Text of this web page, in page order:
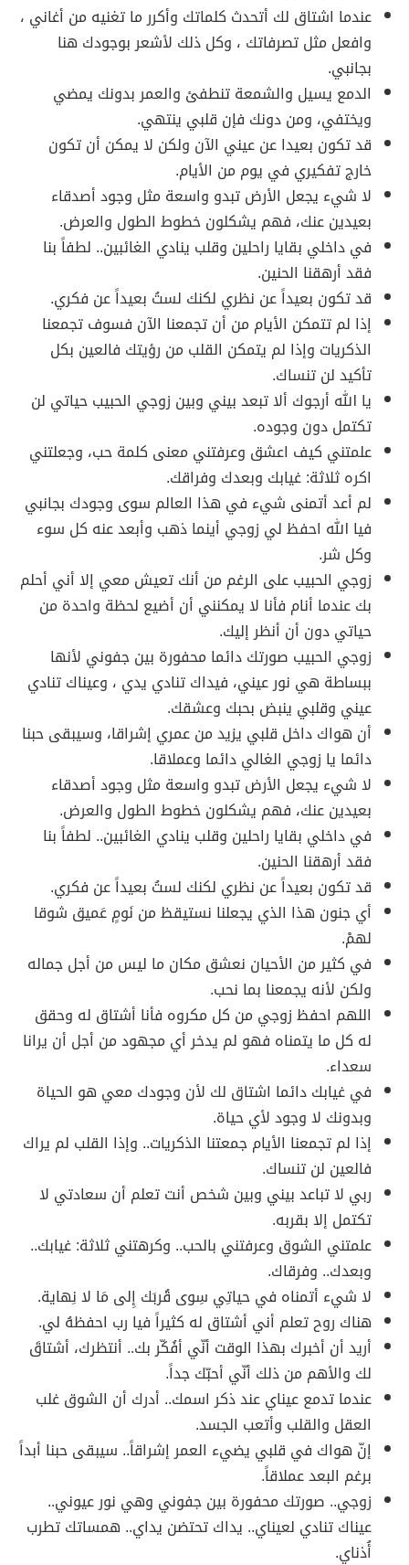
عندما اشتاق لك أتحدث كلماتك وأكرر ما تغنيه من أغاني ،
وافعل مثل تصرفاتك ، وكل ذلك لأشعر بوجودك هنا
بجانبي.
الدمع يسيل والشمعة تنطفئ والعمر بدونك يمضي
ويختفي، ومن دونك فإن قلبي ينتهي.
قد تكون بعيدا عن عيني الآن ولكن لا يمكن أن تكون
خارج تفكيري في يوم من الأيام.
لا شيء يجعل الأرض تبدو واسعة مثل وجود أصدقاء
بعيدين عنك، فهم يشكلون خطوط الطول والعرض.
في داخلي بقايا راحلين وقلب ينادي الغائبين.. لطفاً بنا
فقد أرهقنا الحنين.
قد تكون بعيداً عن نظري لكنك لستُ بعيداً عن فكري.
إذا لم تتمكن الأيام من أن تجمعنا الآن فسوف تجمعنا
الذكريات وإذا لم يتمكن القلب من رؤيتك فالعين بكل
تأكيد لن تنساك.
يا الله أرجوك ألا تبعد بيني وبين زوجي الحبيب حياتي لن
تكتمل دون وجوده.
علمتني كيف اعشق وعرفتني معنى كلمة حب، وجعلتني
اكره ثلاثة: غيابك وبعدك وفراقك.
لم أعد أتمنى شيء في هذا العالم سوى وجودك بجانبي
فيا الله احفظ لي زوجي أينما ذهب وأبعد عنه كل سوء
وكل شر.
زوجي الحبيب على الرغم من أنك تعيش معي إلا أني أحلم
بك عندما أنام فأنا لا يمكنني أن أضيع لحظة واحدة من
حياتي دون أن أنظر إليك.
زوجي الحبيب صورتك دائما محفورة بين جفوني لأنها
ببساطة هي نور عيني، فيداك تنادي يدي ، وعيناك تنادي
عيني وقلبي ينبض بحبك وعشقك.
أن هواك داخل قلبي يزيد من عمري إشراقا، وسيبقى حبنا
دائما يا زوجي الغالي دائما وعملاقا.
لا شيء يجعل الأرض تبدو واسعة مثل وجود أصدقاء
بعيدين عنك، فهم يشكلون خطوط الطول والعرض.
في داخلي بقايا راحلين وقلب ينادي الغائبين.. لطفاً بنا
فقد أرهقنا الحنين.
قد تكون بعيداً عن نظري لكنك لستُ بعيداً عن فكري.
أي جنون هذا الذي يجعلنا نستيقظ من نَومٍ عَميق شوقا
لهمْ.
في كثير من الأحيان نعشق مكان ما ليس من أجل جماله
ولكن لأنه يجمعنا بما نحب.
اللهم احفظ زوجي من كل مكروه فأنا أشتاق له وحقق
له كل ما يتمناه فهو لم يدخر أي مجهود من أجل أن يرانا
سعداء.
في غيابك دائما اشتاق لك لأن وجودك معي هو الحياة
وبدونك لا وجود لأي حياة.
إذا لم تجمعنا الأيام جمعتنا الذكريات.. وإذا القلب لم يراك
فالعين لن تنساك.
ربي لا تباعد بيني وبين شخص أنت تعلم أن سعادتي لا
تكتمل إلا بقربه.
علمتني الشوق وعرفتني بالحب.. وكرهتني ثلاثة: غيابك..
وبعدك.. وفرقاك.
لا شيء أتمناه في حياتِي سِوى قُربَك إِلى مَا لا نِهاية.
هناك روح تعلم أني أشتاق له كثيراً فيا رب احفظهُ لي.
أريد أن أخبرك بهذا الوقت أنّي أفُكّر بك.. أنتظرك، أشتاقَ
لك والأهم من ذلك أنّي أحبّك جداً.
عندما تدمع عيناي عند ذكر اسمك.. أدرك أن الشوق غلب
العقل والقلب وأتعب الجسد.
إنّ هواك في قلبي يضيء العمر إشراقاً.. سيبقى حبنا أبداً
برغم البعد عملاقاً.
زوجي.. صورتك محفورة بين جفوني وهي نور عيوني..
عيناك تنادي لعيناي.. يداك تحتضن يداي.. همساتك تطرب
أُذناي.